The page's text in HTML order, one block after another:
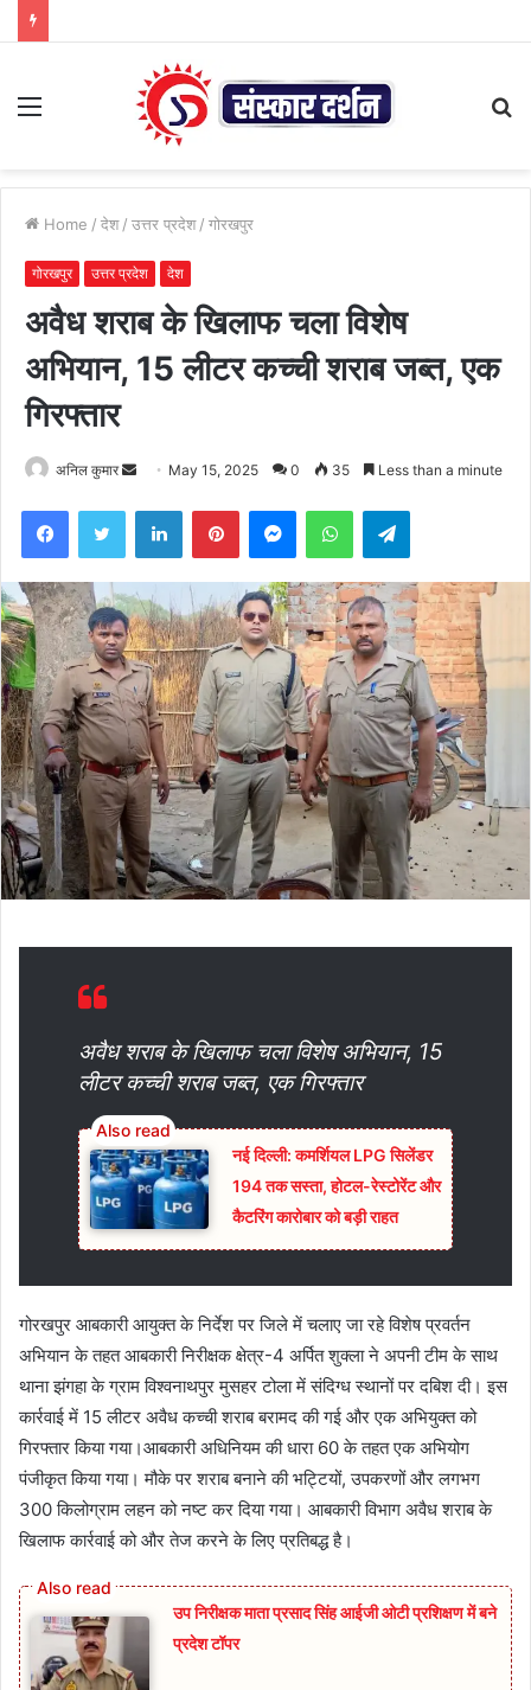
Menu
Home / देश / उत्तर प्रदेश / गोरखपुर
गोरखपुर उत्तर प्रदेश देश
अवैध शराब के खिलाफ चला विशेष
अभियान, 15 लीटर कच्ची शराब जब्त, एक
गिरफ्तार
अनिल कुमार
Send
email
May 15, 2025 0 35 Less than a minute
FacebookTwitter LinkedInPinterestMessengerWhatsAppTelegram
अवैध शराब के खिलाफ चला विशेष अभियान, 15
लीटर कच्ची शराब जब्त, एक गिरफ्तार
नई दिल्ली: कमर्शियल LPG सिलेंडर
194 तक सस्ता, होटल-रेस्टोरेंट और
कैटरिंग कारोबार को बड़ी राहत
गोरखपुर आबकारी आयुक्त के निर्देश पर जिले में चलाए जा रहे विशेष प्रवर्तन
अभियान के तहत आबकारी निरीक्षक क्षेत्र-4 अर्पित शुक्ला ने अपनी टीम के साथ
थाना झंगहा के ग्राम विश्वनाथपुर मुसहर टोला में संदिग्ध स्थानों पर दबिश दी। इस
कार्रवाई में 15 लीटर अवैध कच्ची शराब बरामद की गई और एक अभियुक्त को
गिरफ्तार किया गया।आबकारी अधिनियम की धारा 60 के तहत एक अभियोग
पंजीकृत किया गया। मौके पर शराब बनाने की भट्टियों, उपकरणों और लगभग
300 किलोग्राम लहन को नष्ट कर दिया गया। आबकारी विभाग अवैध शराब के
खिलाफ कार्रवाई को और तेज करने के लिए प्रतिबद्ध है।
उप निरीक्षक माता प्रसाद सिंह आईजी ओटी प्रशिक्षण में बने
प्रदेश टॉपर